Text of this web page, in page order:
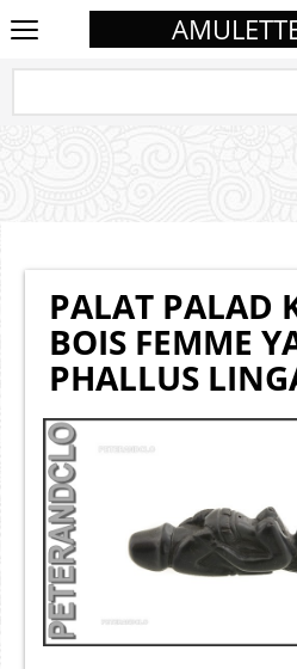
PALAT PALAD
BOIS FEMME
PHALLUS